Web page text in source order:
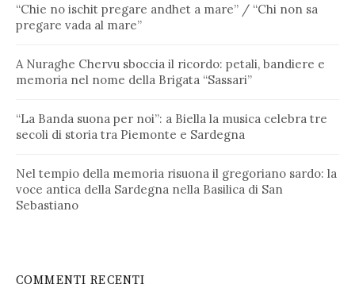
“Chie no ischit pregare andhet a mare” / “Chi non sa
pregare vada al mare”
A Nuraghe Chervu sboccia il ricordo: petali, bandiere e
memoria nel nome della Brigata “Sassari”
“La Banda suona per noi”: a Biella la musica celebra tre
secoli di storia tra Piemonte e Sardegna
Nel tempio della memoria risuona il gregoriano sardo: la
voce antica della Sardegna nella Basilica di San
Sebastiano
COMMENTI RECENTI